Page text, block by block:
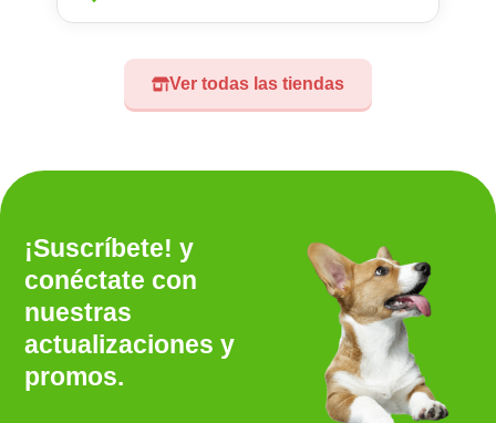
Ver todas las tiendas
¡Suscríbete! y
conéctate con
nuestras
actualizaciones y
promos.